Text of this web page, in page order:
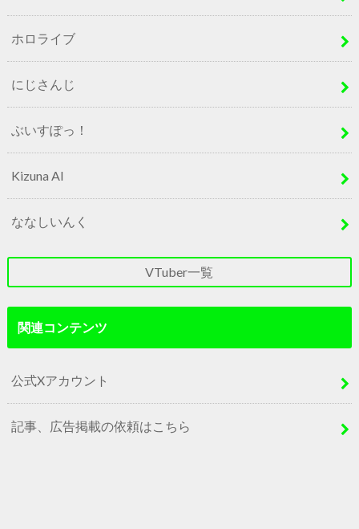
ホロライブ
にじさんじ
ぶいすぽっ！
Kizuna AI
ななしいんく
VTuber一覧
関連コンテンツ
公式Xアカウント
記事、広告掲載の依頼はこちら